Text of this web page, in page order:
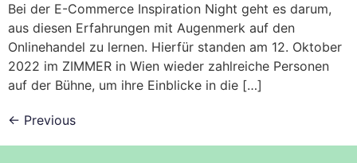
Bei der E-Commerce Inspiration Night geht es darum,
aus diesen Erfahrungen mit Augenmerk auf den
Onlinehandel zu lernen. Hierfür standen am 12. Oktober
2022 im ZIMMER in Wien wieder zahlreiche Personen
auf der Bühne, um ihre Einblicke in die […]
← Previous